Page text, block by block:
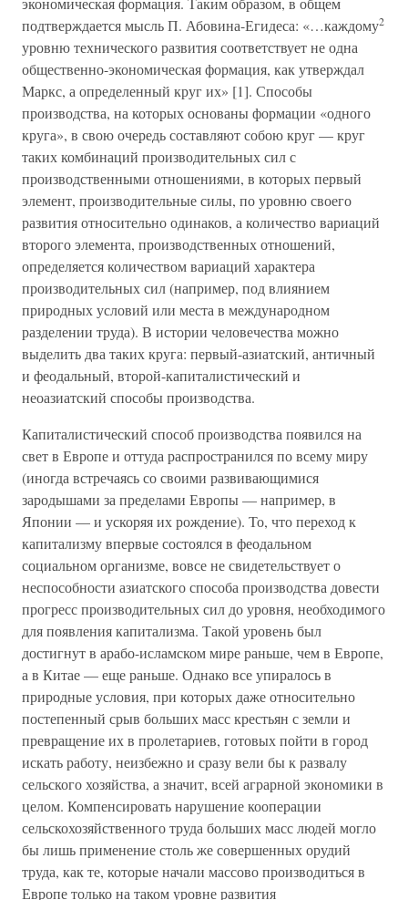
подтверждается мысль П. Абовина-Егидеса: «…каждому2
уровню технического развития соответствует не одна
общественно-экономическая формация, как утверждал
Маркс, а определенный круг их» [1]. Способы
производства, на которых основаны формации «одного
круга», в свою очередь составляют собою круг — круг
таких комбинаций производительных сил с
производственными отношениями, в которых первый
элемент, производительные силы, по уровню своего
развития относительно одинаков, а количество вариаций
второго элемента, производственных отношений,
определяется количеством вариаций характера
производительных сил (например, под влиянием
природных условий или места в международном
разделении труда). В истории человечества можно
выделить два таких круга: первый-азиатский, античный
и феодальный, второй-капиталистический и
неоазиатский способы производства.
Капиталистический способ производства появился на
свет в Европе и оттуда распространился по всему миру
(иногда встречаясь со своими развивающимися
зародышами за пределами Европы — например, в
Японии — и ускоряя их рождение). То, что переход к
капитализму впервые состоялся в феодальном
социальном организме, вовсе не свидетельствует о
неспособности азиатского способа производства довести
прогресс производительных сил до уровня, необходимого
для появления капитализма. Такой уровень был
достигнут в арабо-исламском мире раньше, чем в Европе,
а в Китае — еще раньше. Однако все упиралось в
природные условия, при которых даже относительно
постепенный срыв больших масс крестьян с земли и
превращение их в пролетариев, готовых пойти в город
искать работу, неизбежно и сразу вели бы к развалу
сельского хозяйства, а значит, всей аграрной экономики в
целом. Компенсировать нарушение кооперации
сельскохозяйственного труда больших масс людей могло
бы лишь применение столь же совершенных орудий
труда, как те, которые начали массово производиться в
Европе только на таком уровне развития